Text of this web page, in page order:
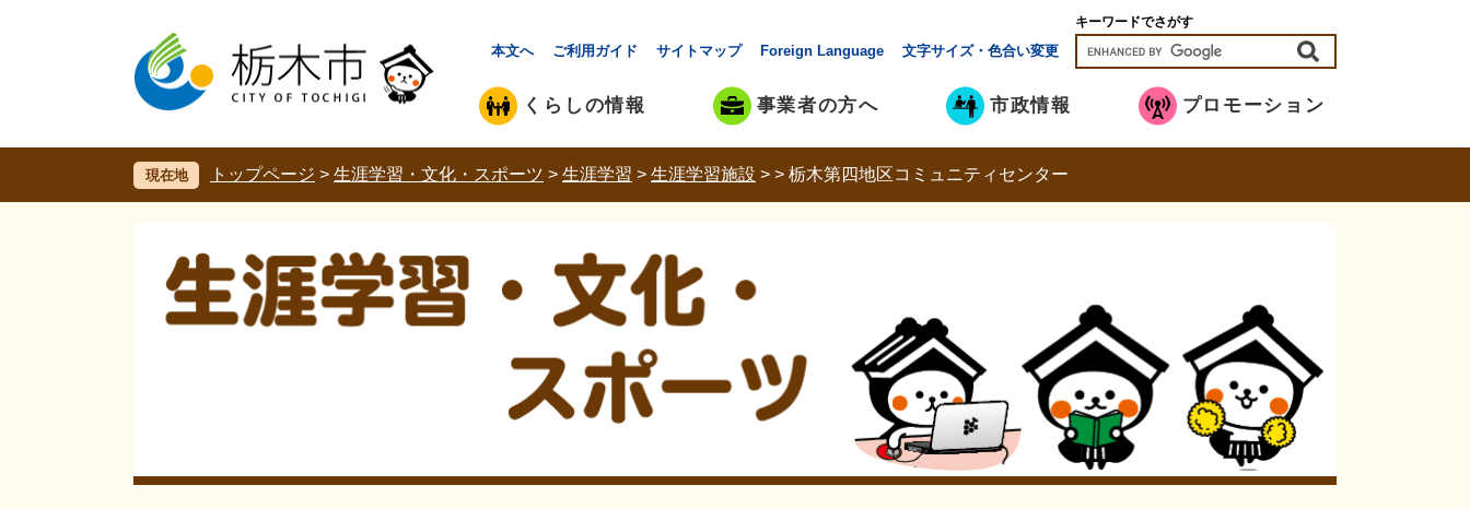
で
ば
本文へ ご利用ガイド サイトマップ Foreign Language 文字サイズ・色合い変更
キーワードでさがす
くらしの情報 事業者の方へ 市政情報 プロモーション
現在地 トップページ > 生涯学習・文化・スポーツ > 生涯学習 > 生涯学習施設 > > 栃木第四地区コミュニティセンター